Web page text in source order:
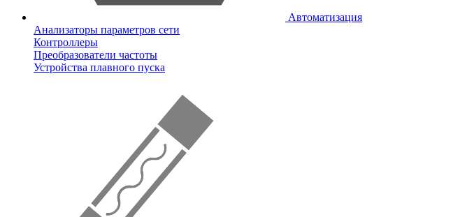
Автоматизация
Анализаторы параметров сети
Контроллеры
Преобразователи частоты
Устройства плавного пуска